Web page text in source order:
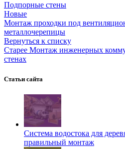
Подпорные стены
Новые
Монтаж проходки под
металлочерепицы
Вернуться к списку
Старее Монтаж инженерных
стенах
Статьи сайта
Система водостока для
правильный монтаж